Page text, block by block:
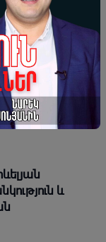
302
է հավատարիմ
և